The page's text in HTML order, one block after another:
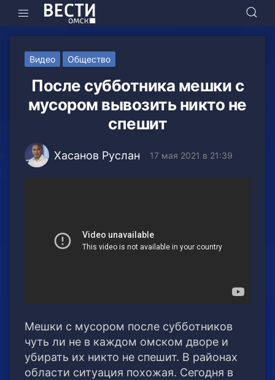
Видео Общество
После субботника мешки с
мусором вывозить никто не
спешит
Хасанов Руслан 17 мая 2021 в 21:39
Мешки с мусором после субботников
чуть ли не в каждом омском дворе и
убирать их никто не спешит. В районах
области ситуация похожая. Сегодня в